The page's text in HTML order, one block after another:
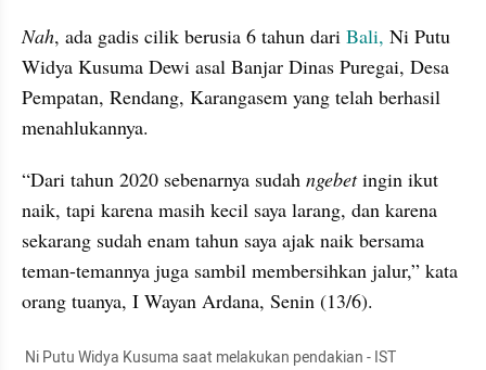
Nah, ada gadis cilik berusia 6 tahun dari Bali, Ni Putu
Widya Kusuma Dewi asal Banjar Dinas Puregai, Desa
Pempatan, Rendang, Karangasem yang telah berhasil
menahlukannya.
“Dari tahun 2020 sebenarnya sudah ngebet ingin ikut
naik, tapi karena masih kecil saya larang, dan karena
sekarang sudah enam tahun saya ajak naik bersama
teman-temannya juga sambil membersihkan jalur,” kata
orang tuanya, I Wayan Ardana, Senin (13/6).
Ni Putu Widya Kusuma saat melakukan pendakian - IST